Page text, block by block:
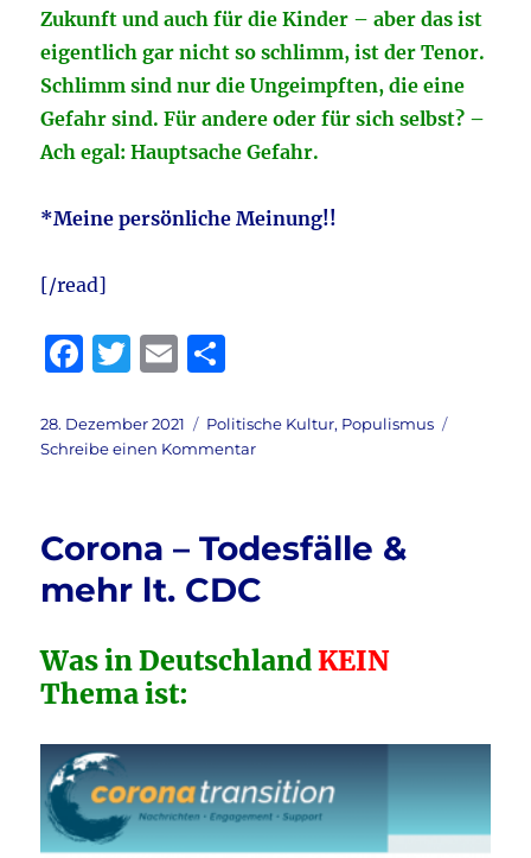
Zukunft und auch für die Kinder – aber das ist
eigentlich gar nicht so schlimm, ist der Tenor.
Schlimm sind nur die Ungeimpften, die eine
Gefahr sind. Für andere oder für sich selbst? –
Ach egal: Hauptsache Gefahr.
*Meine persönliche Meinung!!
[/read]
F
c
e
o
o
T
it
te
E
ai
l
le
n
Veröffentlicht
am
28. Dezember 2021 Kategorien
Politische Kultur, Populismus
Schreibe einen Kommentarzu
ab
Ein
der
Hygienediktatoren*
Corona – Todesfälle &
mehr lt. CDC
Was in DeutschlandKEIN
Thema ist: